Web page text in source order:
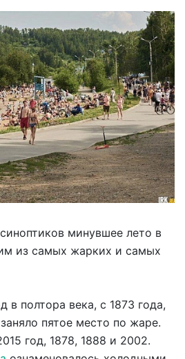
минувшее лето в
из самых жарких и самых
полтора века, с 1873 года,
пятое место по жаре.
год, 1878, 1888 и 2002.